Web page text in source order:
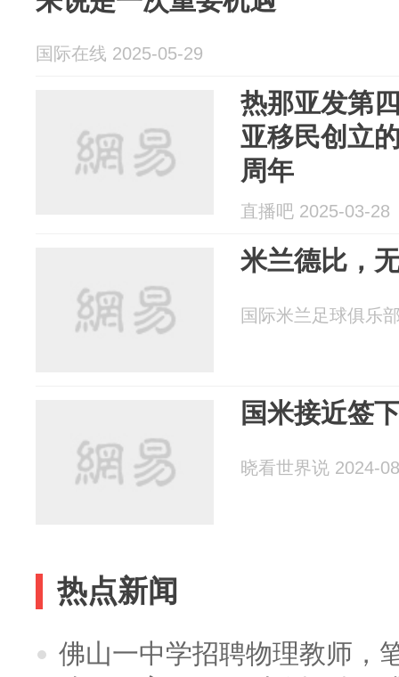
国际在线 2025-05-29
热那亚发第
亚移民创立
周年
直播吧 2025-03-28
米兰德比，
国际米兰足球俱乐
国米接近签
晓看世界说 2024-
热点新闻
佛山一中学招聘物理教师，